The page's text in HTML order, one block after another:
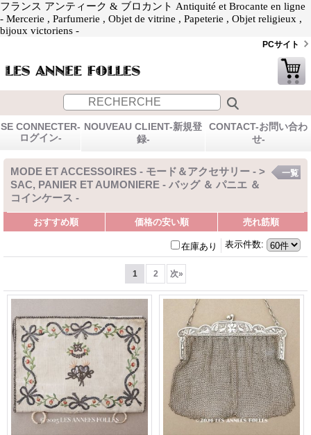
フランス アンティーク & ブロカント Antiquité et Brocante en ligne
- Mercerie , Parfumerie , Objet de vitrine , Papeterie , Objet religieux ,
bijoux victoriens -
PCサイト
SE CONNECTER-
ログイン-
NOUVEAU CLIENT-新規登
録-
CONTACT-お問い合わ
せ-
MODE ET ACCESSOIRES - モード＆アクセサリー - >
SAC, PANIER ET AUMONIERE - バッグ ＆ パニエ ＆
コインケース -
一覧
おすすめ順 価格の安い順 売れ筋順
表示件数:
在庫あり
1 2 次»